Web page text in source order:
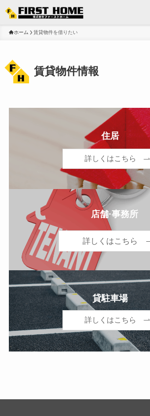
ホーム 賃貸物件を借りたい
賃貸物件情報
住居
詳しくはこちら
店舗·事務所
詳しくはこちら
貸駐車場
詳しくはこちら